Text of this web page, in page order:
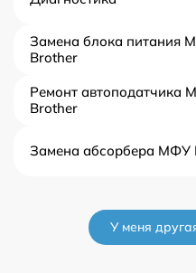
Замена блока питания
Brother
Ремонт автоподатчика
Brother
Замена абсорбера МФУ
У меня